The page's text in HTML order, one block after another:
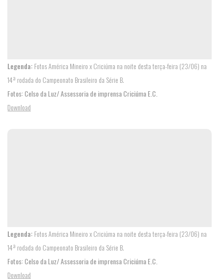
SEJA
SÓCIO
Legenda: Fotos América Mineiro x Criciúma na noite desta terça-feira (23/06) na
14ª rodada do Campeonato Brasileiro da Série B.
Fotos: Celso da Luz/ Assessoria de imprensa Criciúma E.C.
Download
Legenda: Fotos América Mineiro x Criciúma na noite desta terça-feira (23/06) na
14ª rodada do Campeonato Brasileiro da Série B.
Fotos: Celso da Luz/ Assessoria de imprensa Criciúma E.C.
Download